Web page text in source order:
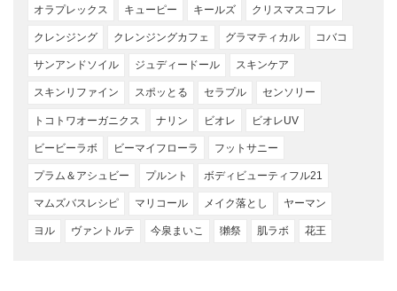
オラプレックス キューピー キールズ クリスマスコフレ
クレンジング クレンジングカフェ グラマティカル コバコ
サンアンドソイル ジュディードール スキンケア
スキンリファイン スポッとる セラプル センソリー
トコトワオーガニクス ナリン ビオレ ビオレUV
ビービーラボ ビーマイフローラ フットサニー
プラム＆アシュビー プルント ボディビューティフル21
マムズバスレシピ マリコール メイク落とし ヤーマン
ヨル ヴァントルテ 今泉まいこ 獺祭 肌ラボ 花王